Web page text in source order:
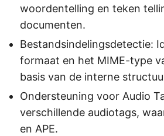
woordentelling en teken
documenten.
Bestandsindelingsdetectie:
formaat en het MIME-type
basis van de interne
Ondersteuning voor Audio
verschillende audiotags,
en APE.